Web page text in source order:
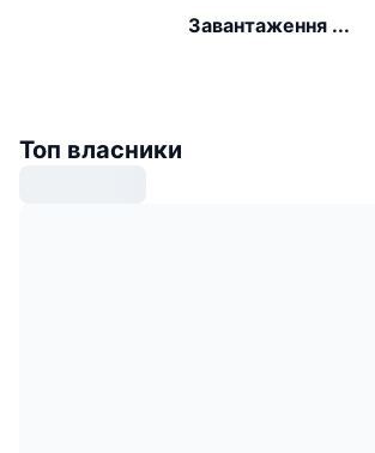
Завантаження ...
Топ власники